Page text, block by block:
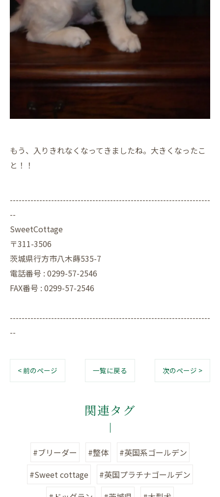
もう、入りきれなくなってきましたね。大きくなったこ
と！！
--------------------------------------------------------------------
--
SweetCottage
〒311-3506
茨城県行方市八木蒔535-7
電話番号 : 0299-57-2546
FAX番号 : 0299-57-2546
--------------------------------------------------------------------
--
< 前のページ 一覧に戻る 次のページ >
関連タグ
#ブリーダー #整体
#英国系ゴールデン
#Sweet cottage
#英国プラチナゴールデン